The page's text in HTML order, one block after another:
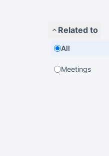
Related to
All
Meetings